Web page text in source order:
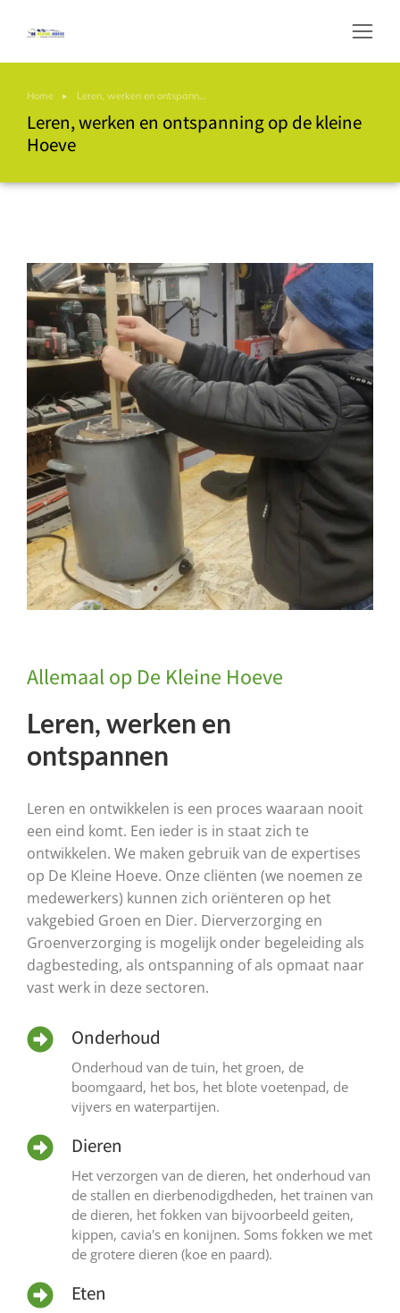
Je bent hier:
Home Leren, werken en ontspann…
Leren, werken en ontspanning op de kleine
Hoeve
Allemaal op De Kleine Hoeve
Leren, werken en
ontspannen
Leren en ontwikkelen is een proces waaraan nooit
een eind komt. Een ieder is in staat zich te
ontwikkelen. We maken gebruik van de expertises
op De Kleine Hoeve. Onze cliënten (we noemen ze
medewerkers) kunnen zich oriënteren op het
vakgebied Groen en Dier. Dierverzorging en
Groenverzorging is mogelijk onder begeleiding als
dagbesteding, als ontspanning of als opmaat naar
vast werk in deze sectoren.
Onderhoud
Onderhoud van de tuin, het groen, de
boomgaard, het bos, het blote voetenpad, de
vijvers en waterpartijen.
Dieren
Het verzorgen van de dieren, het onderhoud van
de stallen en dierbenodigdheden, het trainen van
de dieren, het fokken van bijvoorbeeld geiten,
kippen, cavia's en konijnen. Soms fokken we met
de grotere dieren (koe en paard).
Eten